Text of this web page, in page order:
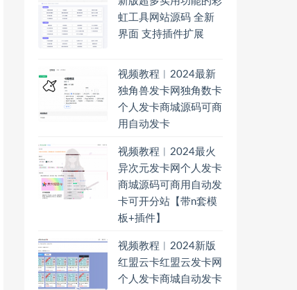
虹工具网站源码 全新
界面 支持插件扩展
视频教程︱2024最新
独角兽发卡网独角数卡
个人发卡商城源码可商
用自动发卡
视频教程︱2024最火
异次元发卡网个人发卡
商城源码可商用自动发
卡可开分站【带n套模
板+插件】
视频教程︱2024新版
红盟云卡红盟云发卡网
个人发卡商城自动发卡